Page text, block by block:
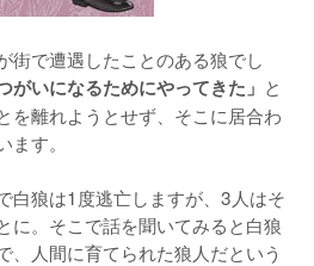
街で遭遇したことのある狼でし
がいになるためにやってきた」 と
を離れようとせず、そこに居合わ
す。
白狼は1度逃亡しますが、3人はそ
に。そこで話を聞いてみると白狼
、人間に育てられた狼人だという